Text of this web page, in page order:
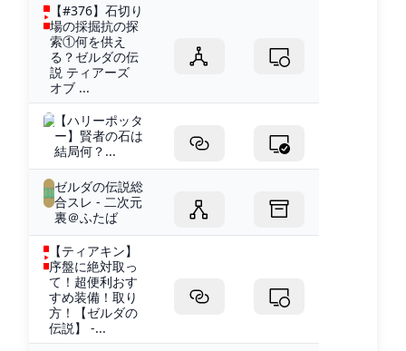
【#376】石切り
場の採掘抗の探
索①何を供え
る？ゼルダの伝
説 ティアーズ
オブ ...
【ハリーポッタ
ー】賢者の石は
結局何？...
ゼルダの伝説総
合スレ - 二次元
裏＠ふたば
【ティアキン】
序盤に絶対取っ
て！超便利おす
すめ装備！取り
方！【ゼルダの
伝説】 -...